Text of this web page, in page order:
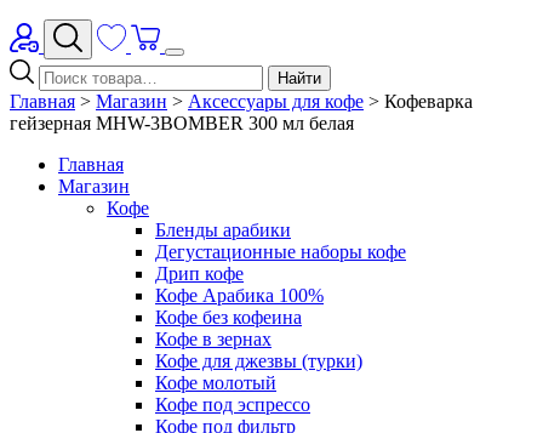
Найти
Главная > Магазин > Аксессуары для кофе > Кофеварка
гейзерная MHW-3BOMBER 300 мл белая
Главная
Магазин
Кофе
Бленды арабики
Дегустационные наборы кофе
Дрип кофе
Кофе Арабика 100%
Кофе без кофеина
Кофе в зернах
Кофе для джезвы (турки)
Кофе молотый
Кофе под эспрессо
Кофе под фильтр